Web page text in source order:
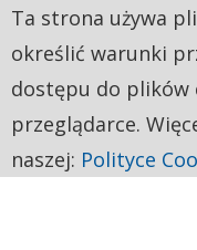
Ta strona używa
określić warunki
dostępu do plików
przeglądarce.
naszej: Polityce